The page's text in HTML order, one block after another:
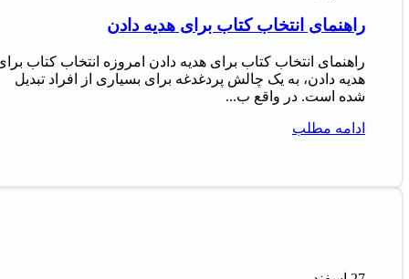
راهنمای انتخاب کتاب برای هدیه دادن
راهنمای انتخاب کتاب برای هدیه دادن امروزه انتخاب کتاب
هدیه دادن، به یک چالش پردغدغه برای بسیاری از افراد تبدیل
شده است. در واقع ب...
ادامه مطلب